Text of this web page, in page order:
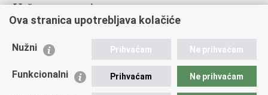
Važne poveznice
Ministarstvo unutarnjih poslova
Udruge
Policijska akademija
Ova stranica upotrebljava kolačiće
Nužni Prihvaćam Ne prihvaćam
Funkcionalni Prihvaćam Ne prihvaćam